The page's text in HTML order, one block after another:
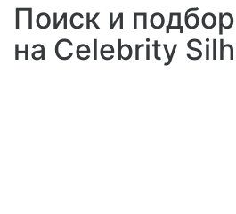
Поиск и
на Celebrity